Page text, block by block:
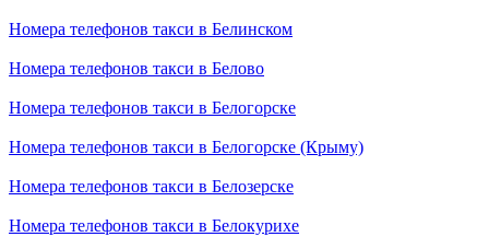
Номера телефонов такси в Белинском
Номера телефонов такси в Белово
Номера телефонов такси в Белогорске
Номера телефонов такси в Белогорске (Крыму)
Номера телефонов такси в Белозерске
Номера телефонов такси в Белокурихе